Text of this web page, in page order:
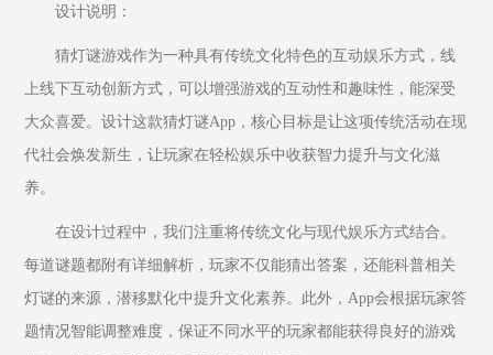
设计说明：
猜灯谜游戏作为一种具有传统文化特色的互动娱乐方式，线
上线下互动创新方式，可以增强游戏的互动性和趣味性，能深受
大众喜爱。设计这款猜灯谜App，核心目标是让这项传统活动在现
代社会焕发新生，让玩家在轻松娱乐中收获智力提升与文化滋
养。
在设计过程中，我们注重将传统文化与现代娱乐方式结合。
每道谜题都附有详细解析，玩家不仅能猜出答案，还能科普相关
灯谜的来源，潜移默化中提升文化素养。此外，App会根据玩家答
题情况智能调整难度，保证不同水平的玩家都能获得良好的游戏